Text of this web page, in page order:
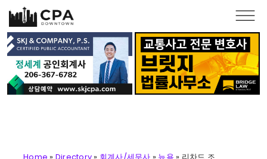
Skip to main content